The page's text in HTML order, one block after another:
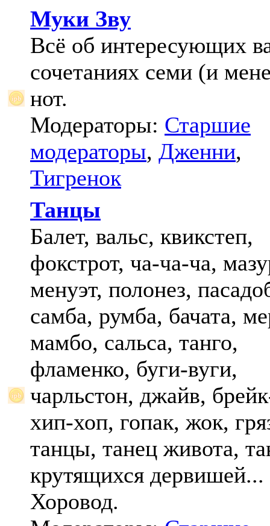
Муки Зву
Всё об интересующих
сочетаниях семи (и
нот.
Модераторы: Старшие
модераторы, Дженни,
Тигренок
Танцы
Балет, вальс, квикстеп,
фокстрот, ча-ча-ча,
менуэт, полонез,
самба, румба, бачата,
мамбо, сальса, танго,
фламенко, буги-вуги,
чарльстон, джайв,
хип-хоп, гопак, жок,
танцы, танец живота,
крутящихся дервишей...
Хоровод.